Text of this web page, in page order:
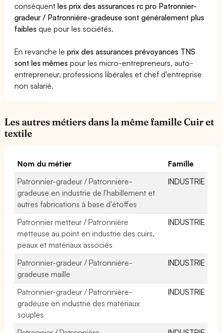
conséquentles prix des assurances rc pro Patronnier-
gradeur / Patronnière-gradeuse sont généralement plus
faibles que pour les sociétés.
En revanche leprix des assurances prévoyances TNS
sont les mêmes pour les micro-entrepreneurs, auto-
entrepreneur, professions libérales et chef d'entreprise
non salarié.
Les autres métiers dans la même famille Cuir et
textile
Nom du métier
Famille
Patronnier-gradeur / Patronnière-
gradeuse en industrie de l'habillement et
autres fabrications à base d'étoffes
INDUSTRIE
Patronnier metteur / Patronnière
metteuse au point en industrie des cuirs,
peaux et matériaux associés
INDUSTRIE
Patronnier-gradeur / Patronnière-
gradeuse maille
INDUSTRIE
Patronnier-gradeur / Patronnière-
gradeuse en industrie des matériaux
souples
INDUSTRIE